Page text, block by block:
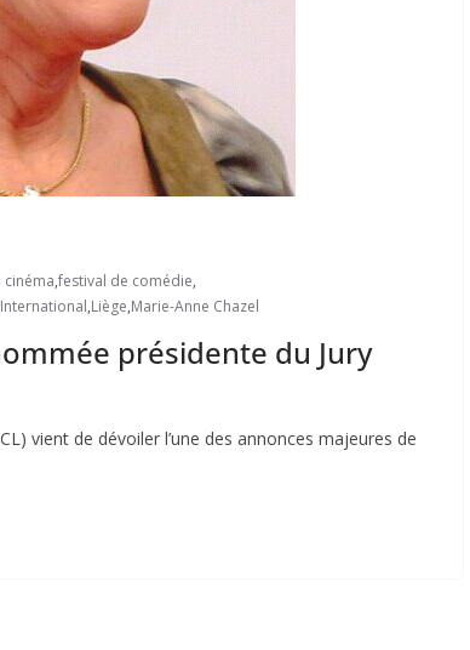
,festival de comédie,
International,Liège,Marie-Anne Chazel
présidente du Jury
vient de dévoiler l’une des annonces majeures de